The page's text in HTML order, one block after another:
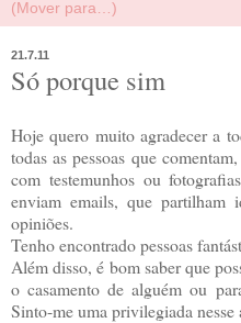
21.7.11
Só porque sim
Hoje quero muito agradecer a
todas as pessoas que
com testemunhos ou
enviam emails, que partilham
opiniões.
Tenho encontrado pessoas
Além disso, é bom saber que
o casamento de alguém ou
Sinto-me uma privilegiada nesse